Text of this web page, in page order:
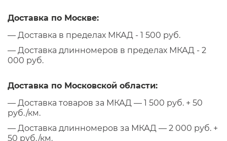
Доставка по Москве:
— Доставка в пределах МКАД - 1 500 руб.
— Доставка длинномеров в пределах МКАД - 2
000 руб.
Доставка по Московской области:
— Доставка товаров за МКАД — 1 500 руб. + 50
руб./км.
— Доставка длинномеров за МКАД — 2 000 руб. +
50 руб./км.